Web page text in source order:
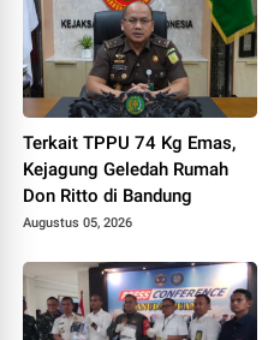
Terkait TPPU 74 Kg Emas,
Kejagung Geledah Rumah
Don Ritto di Bandung
Augustus 05, 2026